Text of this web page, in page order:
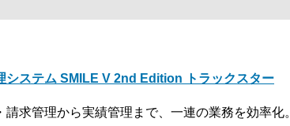
システム SMILE V 2nd Edition トラックスター
請求管理から実績管理まで、一連の業務を効率化